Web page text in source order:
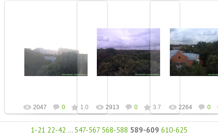
Август 2017
admin
2047 0 1.0
11 Октября 2017
Август 2017
admin
2913 0 3.7
11 Октября
Август 2017
admin
2264 0
1-21 22-42 ... 547-567 568-588 589-609 610-625